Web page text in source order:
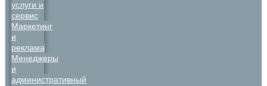
услуги и
сервис
Маркетинг
и
реклама
Менеджеры
и
административный